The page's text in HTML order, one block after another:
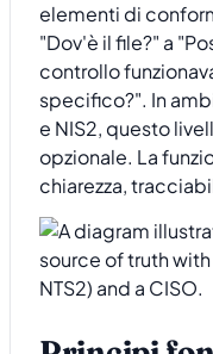
elementi di
"Dov'è il file?" a
controllo
specifico?". In
e NIS2, questo
opzionale. La
chiarezza,